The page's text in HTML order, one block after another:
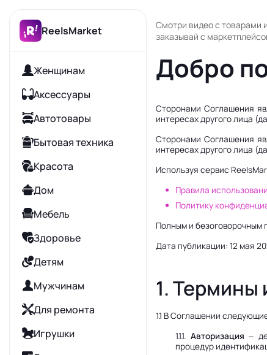
ReelsMarket
Женщинам
Аксессуары
Автотовары
Бытовая техника
Красота
Дом
Мебель
Здоровье
Детям
Мужчинам
Для ремонта
Игрушки
Смотри видео с товарами и
заказывай с
Добро
Сторонами Соглашения
интересах другого лица
Сторонами Соглашения
интересах другого лица
Используя сервис
Правила
Политику
Полным и безоговорочным
Дата публикации: 12 мая
1. Термины
1.1 В Соглашении
1.1.1. Авторизация –
процедур